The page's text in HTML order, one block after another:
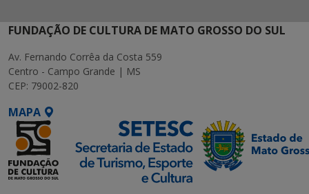
FUNDAÇÃO DE CULTURA DE MATO GROSSO DO SUL
Av. Fernando Corrêa da Costa 559
Centro - Campo Grande | MS
CEP: 79002-820
MAPA